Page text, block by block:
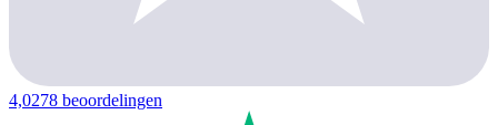
4,0278 beoordelingen